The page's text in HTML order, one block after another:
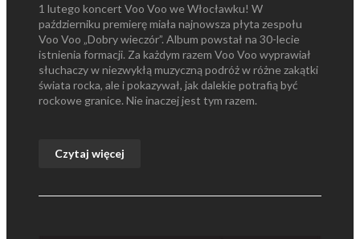
1 lutego koncert Voo Voo we Włocławku! W
październiku premierę miała najnowsza płyta zespołu
Voo Voo „Dobry wieczór”. Album powstał na 30-lecie
istnienia formacji. Za każdym razem Voo Voo wyprawiał
słuchaczy w niezwykłą muzyczną podróż w różne zakątki
świata rocka, ale i pokazywał, jak dalekie potrafią być
rockowe granice. Nie inaczej jest tym razem.
Czytaj więcej